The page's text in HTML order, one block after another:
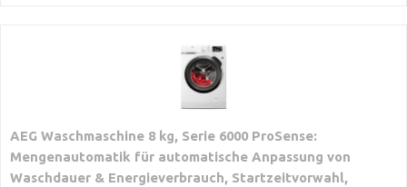
AEG Waschmaschine 8 kg, Serie 6000 ProSense:
Mengenautomatik für automatische Anpassung von
Waschdauer & Energieverbrauch, Startzeitvorwahl,